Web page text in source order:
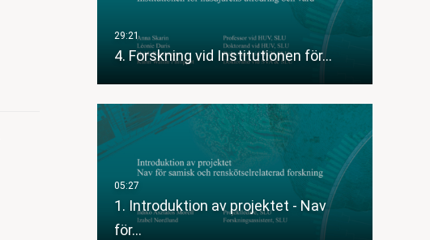
4. Forskning vid Institutionen för…
1. Introduktion av projektet - Nav
för…